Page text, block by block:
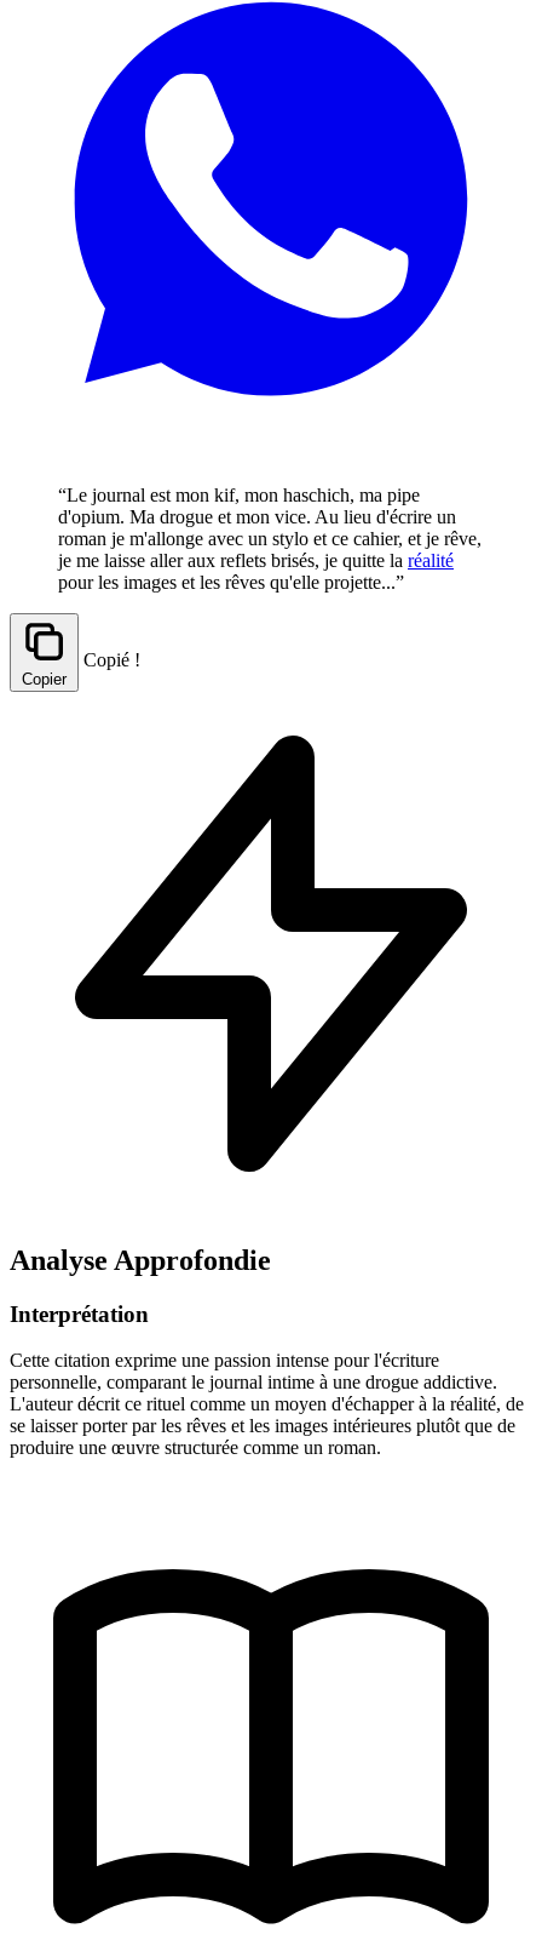
“Le journal est mon kif, mon haschich, ma pipe
d'opium. Ma drogue et mon vice. Au lieu d'écrire un
roman je m'allonge avec un stylo et ce cahier, et je rêve,
je me laisse aller aux reflets brisés, je quitte la réalité
pour les images et les rêves qu'elle projette...”
Copier
Copié !
Analyse Approfondie
Interprétation
Cette citation exprime une passion intense pour l'écriture
personnelle, comparant le journal intime à une drogue addictive.
L'auteur décrit ce rituel comme un moyen d'échapper à la réalité, de
se laisser porter par les rêves et les images intérieures plutôt que de
produire une œuvre structurée comme un roman.